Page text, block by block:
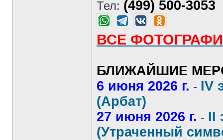
Тел: (499) 500-3053
ВСЕ
БЛИЖАЙШИЕ
6 июня 2026 г. - IV
(Арбат)
27 июня 2026 г. - II
(Утраченный